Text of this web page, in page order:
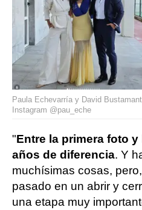
Paula Echevarría y David
Instagram @pau_eche
"Entre la primera foto
años de diferencia. Y
muchísimas cosas,
pasado en un abrir y
una etapa muy